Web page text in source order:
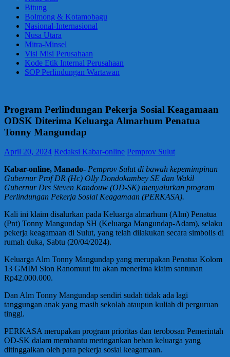
Bitung
Bolmong & Kotamobagu
Nasional-Internasional
Nusa Utara
Mitra-Minsel
Visi Misi Perusahaan
Kode Etik Internal Perusahaan
SOP Perlindungan Wartawan
Program Perlindungan Pekerja Sosial Keagamaan
ODSK Diterima Keluarga Almarhum Penatua
Tonny Mangundap
April 20, 2024 Redaksi Kabar-online Pemprov Sulut
Kabar-online, Manado- Pemprov Sulut di bawah kepemimpinan
Gubernur Prof DR (Hc) Olly Dondokambey SE dan Wakil
Gubernur Drs Steven Kandouw (OD-SK) menyalurkan program
Perlindungan Pekerja Sosial Keagamaan (PERKASA).
Kali ini klaim disalurkan pada Keluarga almarhum (Alm) Penatua
(Pnt) Tonny Mangundap SH (Keluarga Mangundap-Adam), selaku
pekerja keagamaan di Sulut, yang telah dilakukan secara simbolis di
rumah duka, Sabtu (20/04/2024).
Keluarga Alm Tonny Mangundap yang merupakan Penatua Kolom
13 GMIM Sion Ranomuut itu akan menerima klaim santunan
Rp42.000.000.
Dan Alm Tonny Mangundap sendiri sudah tidak ada lagi
tanggungan anak yang masih sekolah ataupun kuliah di perguruan
tinggi.
PERKASA merupakan program prioritas dan terobosan Pemerintah
OD-SK dalam membantu meringankan beban keluarga yang
ditinggalkan oleh para pekerja sosial keagamaan.